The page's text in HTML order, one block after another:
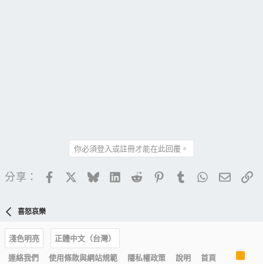
你必須登入或註冊才能在此回覆。
分享： FacebookBlueskyLinkedIn
Reddit PinterestTumblrWhatsApp
電子
喜怒哀樂
淺色明亮
正體中文（台灣）
連絡我們
使用條款與網站規範 隱私權政策 說明 首頁